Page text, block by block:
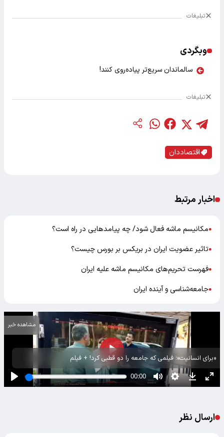
تبلیغات
وبگردی
سالماندان سریع‌تر پیاده‌روی کنند!
تبلیغات
اقتصاددان
اخبار مرتبط
●مکانیسم ماشه فعال شود/ چه پیامدهایی در راه است؟
●تاثیر عضویت ایران در بریکس بر بورس چیست؟
●فهرست تحریم‌های مکانیسم ماشه علیه ایران
●جامعه‌شناسی و آینده ایران
«برای انسانیت»؛ فیلمی که جامعه را دو قطبی کرد! + فیلم
مشاهده خبر
ارسال نظر